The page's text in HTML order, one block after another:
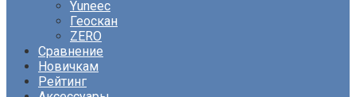
Yuneec
Геоскан
ZERO
Сравнение
Новичкам
Рейтинг